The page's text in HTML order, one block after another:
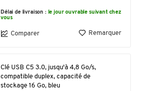
Délai de livraison : le jour ouvrable suivant chez
vous
Comparer Remarquer
Clé USB C5 3.0, jusqu'à 4,8 Go/s,
compatible duplex, capacité de
stockage 16 Go, bleu